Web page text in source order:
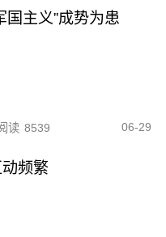
国主义”成势为患
读 8539 06-29
频繁